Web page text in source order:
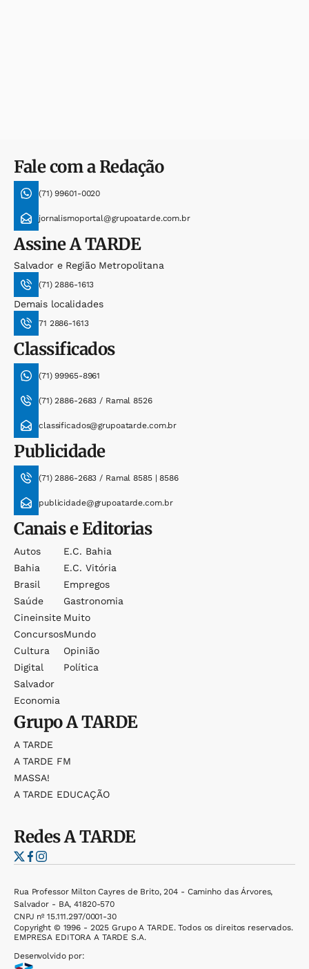
Fale com a Redação
(71) 99601-0020
jornalismoportal@grupoatarde.com.br
AssineA TARDE
Salvador e Região Metropolitana
(71) 2886-1613
Demais localidades
71 2886-1613
Classificados
(71) 99965-8961
(71) 2886-2683 / Ramal 8526
classificados@grupoatarde.com.br
Publicidade
(71) 2886-2683 / Ramal 8585 | 8586
publicidade@grupoatarde.com.br
Canais e Editorias
Autos
Bahia
Brasil
Saúde
Cineinsite
Concursos
Cultura
Digital
Salvador
Economia
E.c. Bahia
E.c. Vitória
Empregos
Gastronomia
Muito
Mundo
Opinião
Política
GrupoA TARDE
A TARDE
A TARDE FM
MASSA!
A TARDE EDUCAÇÃO
RedesA TARDE
Rua Professor Milton Cayres de Brito, 204 - Caminho das Árvores,
Salvador - BA, 41820-570
CNPJ nº 15.111.297/0001-30
Copyright © 1996 - 2025 Grupo A TARDE. Todos os direitos reservados.
EMPRESA EDITORA A TARDE S.A.
Desenvolvido por: